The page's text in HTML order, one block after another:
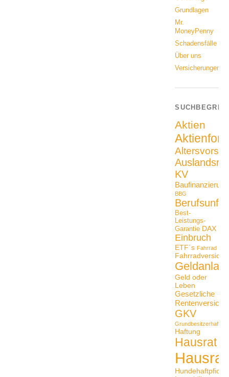
Grundlagen
Mr.
MoneyPenny
Schadensfälle
Über uns
Versicherungen
Aktien
KV
Baufinanzierung
BBG
Best-
Leistungs-
Garantie DAX
Einbruch
ETF´s Fahrrad
Geld oder
Leben
Gesetzliche
GKV
Haftung
Hausrat
Hundehaftpficht